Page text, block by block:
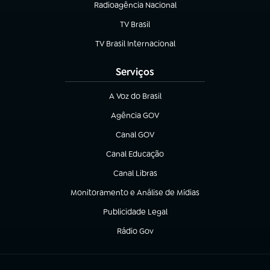
Radioagência Nacional
(abre em nova aba)
TV Brasil
(abre em nova aba)
TV Brasil Internacional
(abre em nova aba)
Serviços
A Voz do Brasil
(abre em nova aba)
Agência GOV
(abre em nova aba)
Canal GOV
(abre em nova aba)
Canal Educação
(abre em nova aba)
Canal Libras
(abre em nova aba)
Monitoramento e Análise de Mídias
(abre em nova aba)
Publicidade Legal
(abre em nova aba)
Rádio Gov
(abre em nova aba)